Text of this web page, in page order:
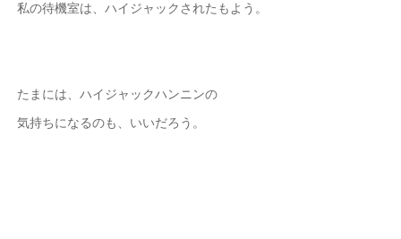
私の待機室は、ハイジャックされたもよう。
たまには、ハイジャックハンニンの
気持ちになるのも、いいだろう。